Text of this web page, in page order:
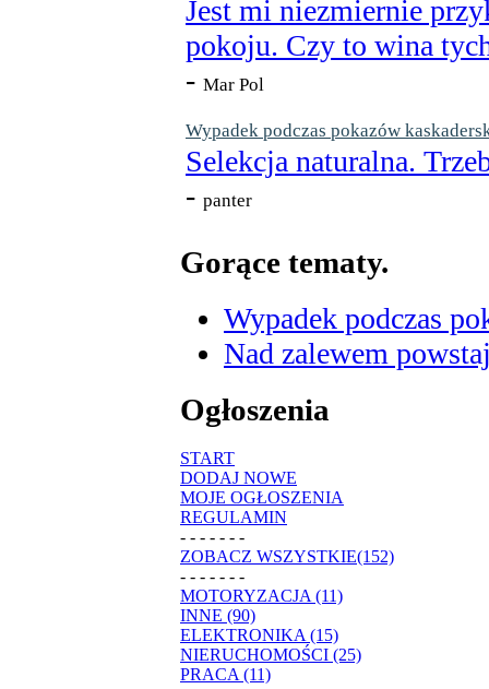
Jest mi niezmiernie
pokoju. Czy to wina
- Mar Pol
Wypadek podczas pokazów
Selekcja naturalna.
- panter
Gorące tematy.
Wypadek podczas
Nad zalewem
Ogłoszenia
START
DODAJ NOWE
MOJE OGŁOSZENIA
REGULAMIN
- - - - - - -
ZOBACZ WSZYSTKIE(152)
- - - - - - -
MOTORYZACJA (11)
INNE (90)
ELEKTRONIKA (15)
NIERUCHOMOŚCI (25)
PRACA (11)